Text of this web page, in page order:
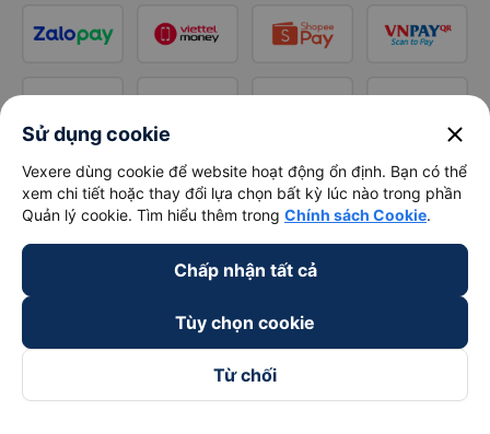
Sử dụng cookie close
Vexere dùng cookie để website hoạt động ổn định. Bạn có thể
xem chi tiết hoặc thay đổi lựa chọn bất kỳ lúc nào trong phần
Quản lý cookie. Tìm hiểu thêm trong Chính sách Cookie.
Chấp nhận tất cả
Tùy chọn cookie
Từ chối